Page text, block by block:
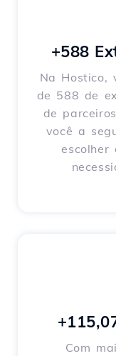
+588
Na Hostico,
de 588 de
de
você a
Com